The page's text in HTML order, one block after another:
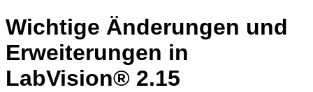
Wichtige Änderungen und
Erweiterungen in
LabVision® 2.15